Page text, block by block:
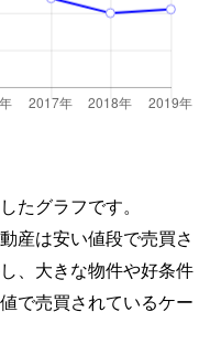
たグラフです。
産は安い値段で売買さ
、大きな物件や好条件
で売買されているケー